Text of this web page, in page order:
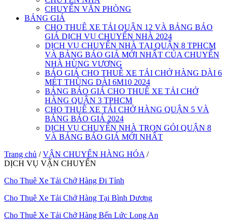
CHUYỂN VĂN PHÒNG
BẢNG GIÁ
CHO THUÊ XE TẢI QUẬN 12 VÀ BẢNG BÁO
GIÁ DỊCH VỤ CHUYỂN NHÀ 2024
DỊCH VỤ CHUYỂN NHÀ TẠI QUẬN 8 TPHCM
VÀ BẢNG BÁO GIÁ MỚI NHẤT CỦA CHUYỂN
NHÀ HÙNG VƯƠNG
BÁO GIÁ CHO THUÊ XE TẢI CHỞ HÀNG DÀI 6
MÉT THÙNG DÀI 6M10 2024
BẢNG BÁO GIÁ CHO THUÊ XE TẢI CHỞ
HÀNG QUẬN 3 TPHCM
CHO THUÊ XE TẢI CHỞ HÀNG QUẬN 5 VÀ
BẢNG BÁO GIÁ 2024
DỊCH VỤ CHUYỂN NHÀ TRỌN GÓI QUẬN 8
VÀ BẢNG BÁO GIÁ MỚI NHẤT
Trang chủ / VẬN CHUYỂN HÀNG HÓA /
DỊCH VỤ VẬN CHUYỂN
Cho Thuê Xe Tải Chở Hàng Đi Tỉnh
Cho Thuê Xe Tải Chở Hàng Tại Bình Dương
Cho Thuê Xe Tải Chở Hàng Bến Lức Long An